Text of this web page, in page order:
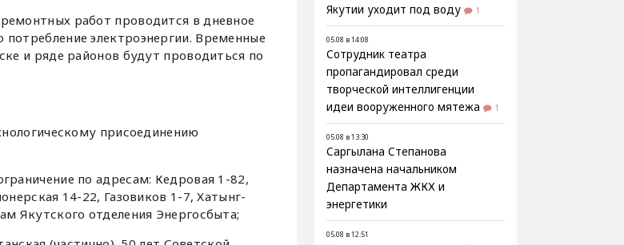
работ проводится в дневное
электроэнергии. Временные
и ряде районов будут проводиться по
присоединению
по адресам: Кедровая 1-82,
14-22, Газовиков 1-7, Хатынг-
Якутского отделения Энергосбыта;
Якутии уходит под воду
1
05.08 в 14:08
Сотрудник театра
пропагандировал среди
творческой интеллигенции
идеи вооруженного мятежа
1
05.08 в 13:30
Саргылана Степанова
назначена начальником
Департамента ЖКХ и
энергетики
05.08 в 12:51